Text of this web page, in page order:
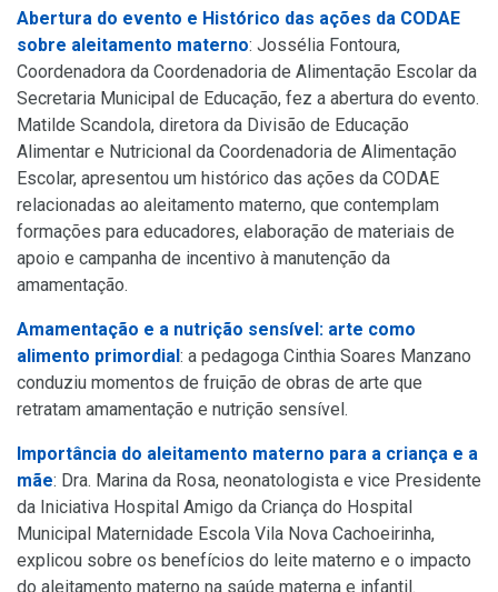
Abertura do evento e Histórico das ações da CODAE
sobre aleitamento materno: Jossélia Fontoura,
Coordenadora da Coordenadoria de Alimentação Escolar da
Secretaria Municipal de Educação, fez a abertura do evento.
Matilde Scandola, diretora da Divisão de Educação
Alimentar e Nutricional da Coordenadoria de Alimentação
Escolar, apresentou um histórico das ações da CODAE
relacionadas ao aleitamento materno, que contemplam
formações para educadores, elaboração de materiais de
apoio e campanha de incentivo à manutenção da
amamentação.
Amamentação e a nutrição sensível: arte como
alimento primordial: a pedagoga Cinthia Soares Manzano
conduziu momentos de fruição de obras de arte que
retratam amamentação e nutrição sensível.
Importância do aleitamento materno para a criança e a
mãe: Dra. Marina da Rosa, neonatologista e vice Presidente
da Iniciativa Hospital Amigo da Criança do Hospital
Municipal Maternidade Escola Vila Nova Cachoeirinha,
explicou sobre os benefícios do leite materno e o impacto
do aleitamento materno na saúde materna e infantil.